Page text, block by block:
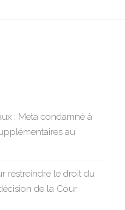
: Meta condamné à
au
restreindre le droit du
de la Cour